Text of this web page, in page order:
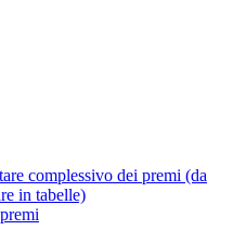
complessivo dei premi (da
in tabelle)